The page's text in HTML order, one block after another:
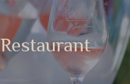
Restaurant